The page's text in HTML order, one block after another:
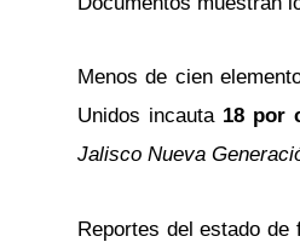
Menos de cien
Unidos incauta 18 por
Jalisco Nueva
Reportes del estado